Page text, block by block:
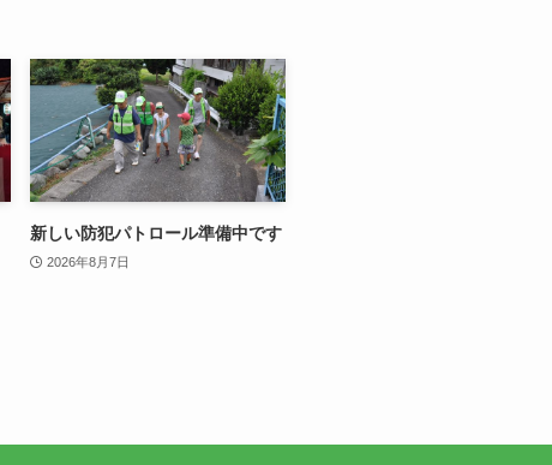
新しい防犯パトロール準備中です
2026年8月7日